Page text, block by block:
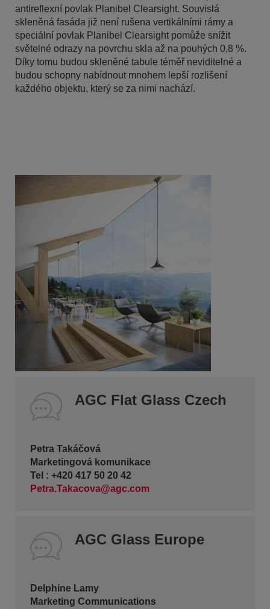
antireflexní povlak Planibel Clearsight. Souvislá
skleněná fasáda již není rušena vertikálními rámy a
speciální povlak Planibel Clearsight pomůže snížit
světelné odrazy na povrchu skla až na pouhých 0,8 %.
Díky tomu budou skleněné tabule téměř neviditelné a
budou schopny nabídnout mnohem lepší rozlišení
každého objektu, který se za nimi nachází.
AGC Flat Glass Czech
Petra Takáčová
Marketingová komunikace
Tel : +420 417 50 20 42
Petra.Takacova@agc.com
AGC Glass Europe
Delphine Lamy
Marketing Communications